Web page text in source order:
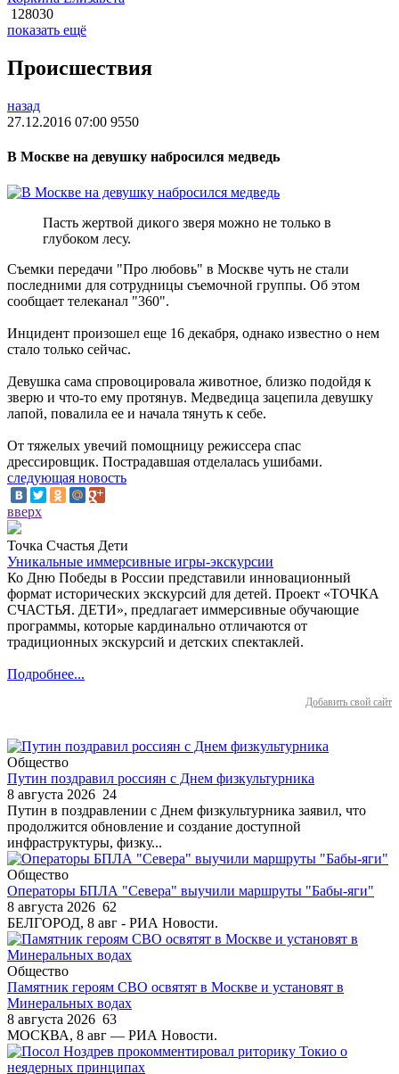
128030
показать ещё
Происшествия
назад
27.12.2016 07:00 9550
В Москве на девушку набросился медведь
Пасть жертвой дикого зверя можно не только в
глубоком лесу.
Съемки передачи "Про любовь" в Москве чуть не стали
последними для сотрудницы съемочной группы. Об этом
сообщает телеканал "360".
Инцидент произошел еще 16 декабря, однако известно о нем
стало только сейчас.
Девушка сама спровоцировала животное, близко подойдя к
зверю и что-то ему протянув. Медведица зацепила девушку
лапой, повалила ее и начала тянуть к себе.
От тяжелых увечий помощницу режиссера спас
дрессировщик. Пострадавшая отделалась ушибами.
следующая новость
вверх
Точка Счастья Дети
Уникальные иммерсивные игры-экскурсии
Ко Дню Победы в России представили инновационный
формат исторических экскурсий для детей. Проект «ТОЧКА
СЧАСТЬЯ. ДЕТИ», предлагает иммерсивные обучающие
программы, которые кардинально отличаются от
традиционных экскурсий и детских спектаклей.
Подробнее...
Добавить свой сайт
Общество
Путин поздравил россиян с Днем физкультурника
8 августа 2026 24
Путин в поздравлении с Днем физкультурника заявил, что
продолжится обновление и создание доступной
инфраструктуры, физку...
Общество
Операторы БПЛА "Севера" выучили маршруты "Бабы-яги"
8 августа 2026 62
БЕЛГОРОД, 8 авг - РИА Новости.
Общество
Памятник героям СВО освятят в Москве и установят в
Минеральных водах
8 августа 2026 63
МОСКВА, 8 авг — РИА Новости.